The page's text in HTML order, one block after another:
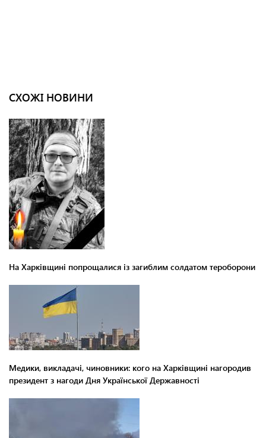
СХОЖІ НОВИНИ
На Харківщині попрощалися із загиблим солдатом тероборони
Медики, викладачі, чиновники: кого на Харківщині нагородив
президент з нагоди Дня Української Державності